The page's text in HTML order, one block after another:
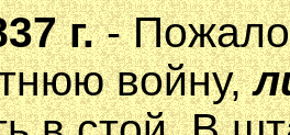
г.-
войну,